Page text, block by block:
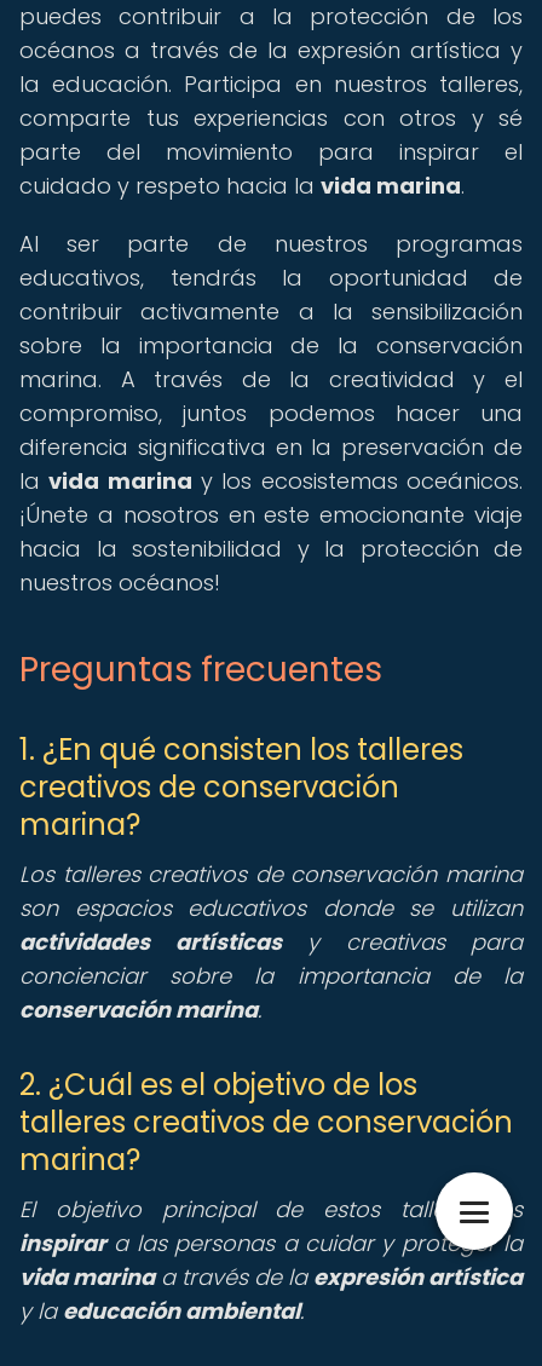
puedes contribuir a la protección de los
océanos a través de la expresión artística y
la educación. Participa en nuestros talleres,
comparte tus experiencias con otros y sé
parte del movimiento para inspirar el
cuidado y respeto hacia la vida marina.
Al ser parte de nuestros programas
educativos, tendrás la oportunidad de
contribuir activamente a la sensibilización
sobre la importancia de la conservación
marina. A través de la creatividad y el
compromiso, juntos podemos hacer una
diferencia significativa en la preservación de
lavida marina y los ecosistemas oceánicos.
¡Únete a nosotros en este emocionante viaje
hacia la sostenibilidad y la protección de
nuestros océanos!
Preguntas frecuentes
1. ¿En qué consisten los talleres
creativos de conservación
marina?
Los talleres creativos de conservación marina
son espacios educativos donde se utilizan
actividades artísticasy creativas para
concienciar sobre la importancia de la
conservación marina.
2. ¿Cuál es el objetivo de los
talleres creativos de conservación
marina?
El objetivo principal de estos talleres es
inspirara las personas a cuidar y proteger la
vida marinaa través de la expresión artística
y la educación ambiental.